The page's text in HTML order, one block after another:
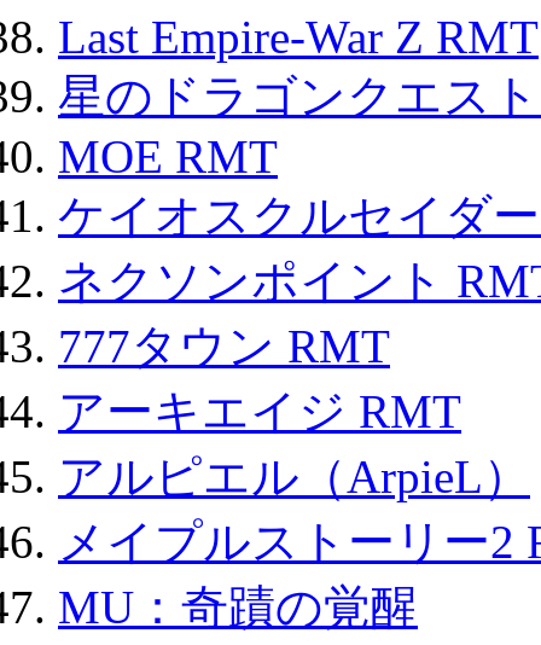
Last Empire-War Z RMT
星のドラゴンクエス
MOE RMT
ケイオスクルセイダ
ネクソンポイント
777タウン RMT
アーキエイジ RMT
アルピエル（ArpieL）
メイプルストーリー2
MU：奇蹟の覚醒